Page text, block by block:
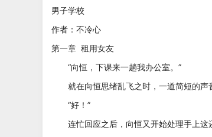
男子学校
作者：不冷心
第一章 租用女友
“向恒，下课来一趟我办公室。”
就在向恒思绪乱飞之时，一道简短的声
“好！”
连忙回应之后，向恒又开始处理手上这